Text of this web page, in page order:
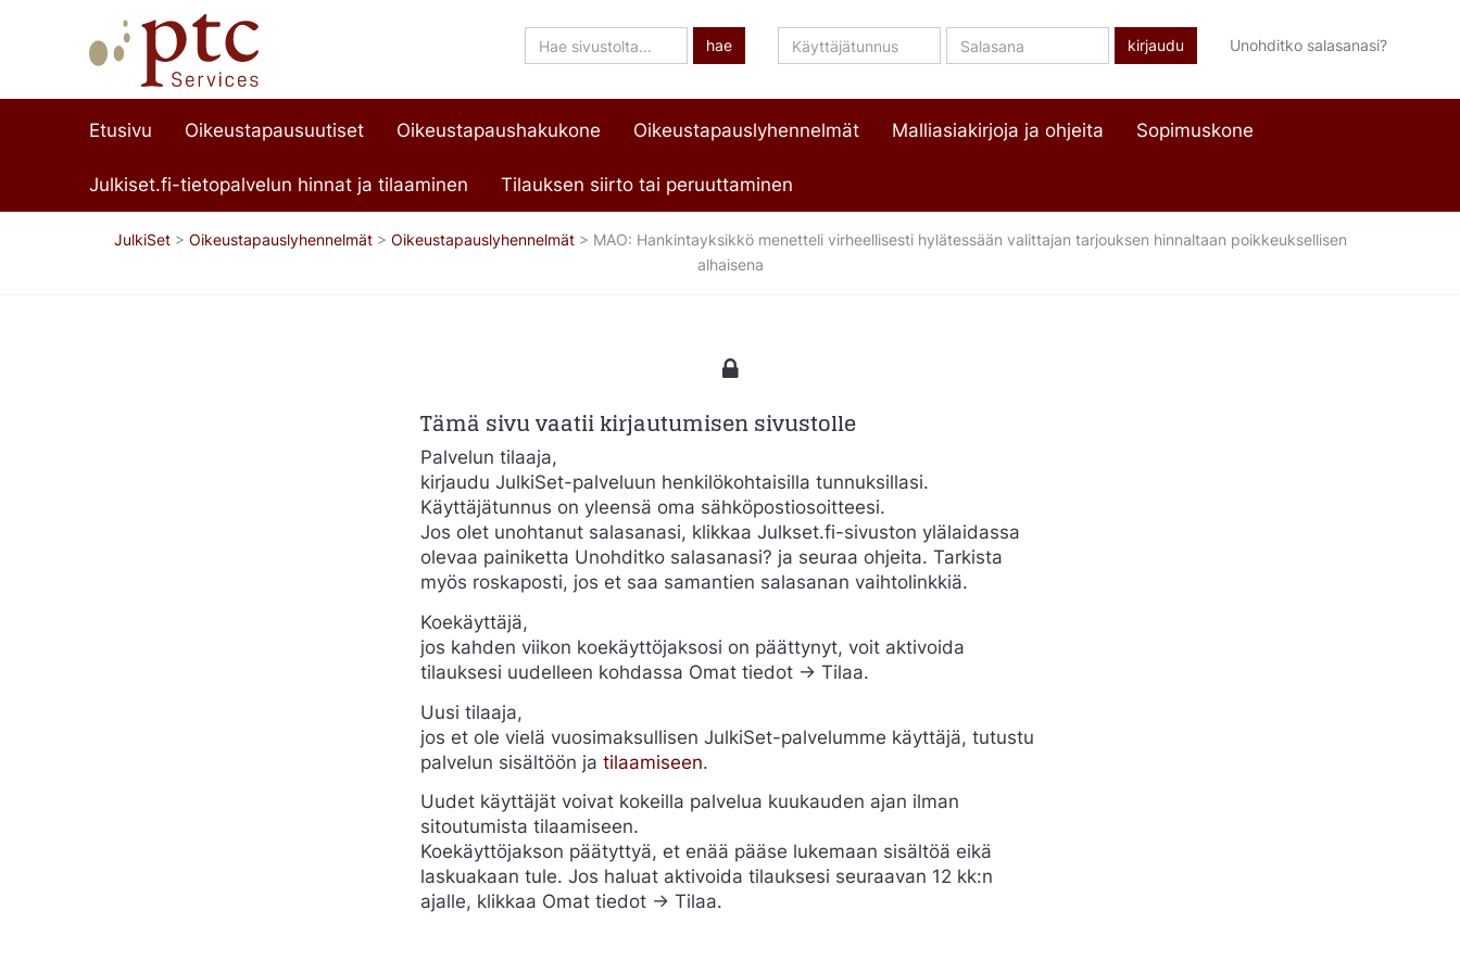
Hae
sivustolta
hae Käyttäjätunnus Salasana Unohditko salasanasi?
Etusivu Oikeustapausuutiset Oikeustapaushakukone Oikeustapauslyhennelmät Malliasiakirjoja ja ohjeita Sopimuskone
Julkiset.fi-tietopalvelun hinnat ja tilaaminen Tilauksen siirto tai peruuttaminen
JulkiSet> Oikeustapauslyhennelmät> Oikeustapauslyhennelmät> MAO: Hankintayksikkö menetteli virheellisesti hylätessään valittajan tarjouksen hinnaltaan poikkeuksellisen
alhaisena
Tämä sivu vaatii kirjautumisen sivustolle
Palvelun tilaaja,
kirjaudu JulkiSet-palveluun henkilökohtaisilla tunnuksillasi.
Käyttäjätunnus on yleensä oma sähköpostiosoitteesi.
Jos olet unohtanut salasanasi, klikkaa Julkset.fi-sivuston ylälaidassa
olevaa painiketta Unohditko salasanasi? ja seuraa ohjeita. Tarkista
myös roskaposti, jos et saa samantien salasanan vaihtolinkkiä.
Koekäyttäjä,
jos kahden viikon koekäyttöjaksosi on päättynyt, voit aktivoida
tilauksesi uudelleen kohdassa Omat tiedot -> Tilaa.
Uusi tilaaja,
jos et ole vielä vuosimaksullisen JulkiSet-palvelumme käyttäjä, tutustu
palvelun sisältöön ja tilaamiseen.
Uudet käyttäjät voivat kokeilla palvelua kuukauden ajan ilman
sitoutumista tilaamiseen.
Koekäyttöjakson päätyttyä, et enää pääse lukemaan sisältöä eikä
laskuakaan tule. Jos haluat aktivoida tilauksesi seuraavan 12 kk:n
ajalle, klikkaa Omat tiedot -> Tilaa.